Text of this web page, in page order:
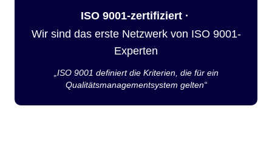
ISO 9001-zertifiziert ·
Wir sind das erste Netzwerk von ISO 9001-
Experten
„ISO 9001 definiert die Kriterien, die für ein
Qualitätsmanagementsystem gelten“